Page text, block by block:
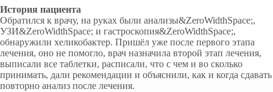
История пациента
Обратился к врачу, на руках были анализы&ZeroWidthSpace;,
УЗИ&ZeroWidthSpace; и гастроскопия&ZeroWidthSpace;,
обнаружили хеликобактер. Пришёл уже после первого этапа
лечения, оно не помогло, врач назначила второй этап лечения,
выписали все таблетки, расписали, что с чем и во сколько
принимать, дали рекомендации и объяснили, как и когда сдавать
повторно анализ после лечения.